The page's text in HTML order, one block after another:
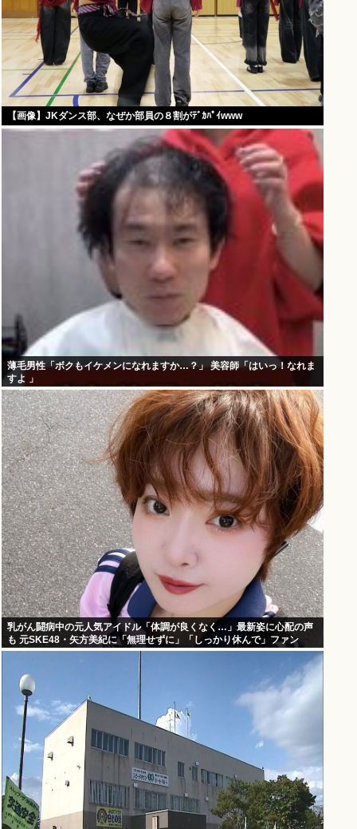
【画像】JKダンス部、なぜか部員の８割がﾃﾞｶﾊﾟｲwww
薄毛男性「ボクもイケメンになれますか…？」 美容師「はいっ！なれま
すよ 」
乳がん闘病中の元人気アイドル「体調が良くなく…」最新姿に心配の声
も 元SKE48・矢方美紀に「無理せずに」「しっかり休んで」ファン